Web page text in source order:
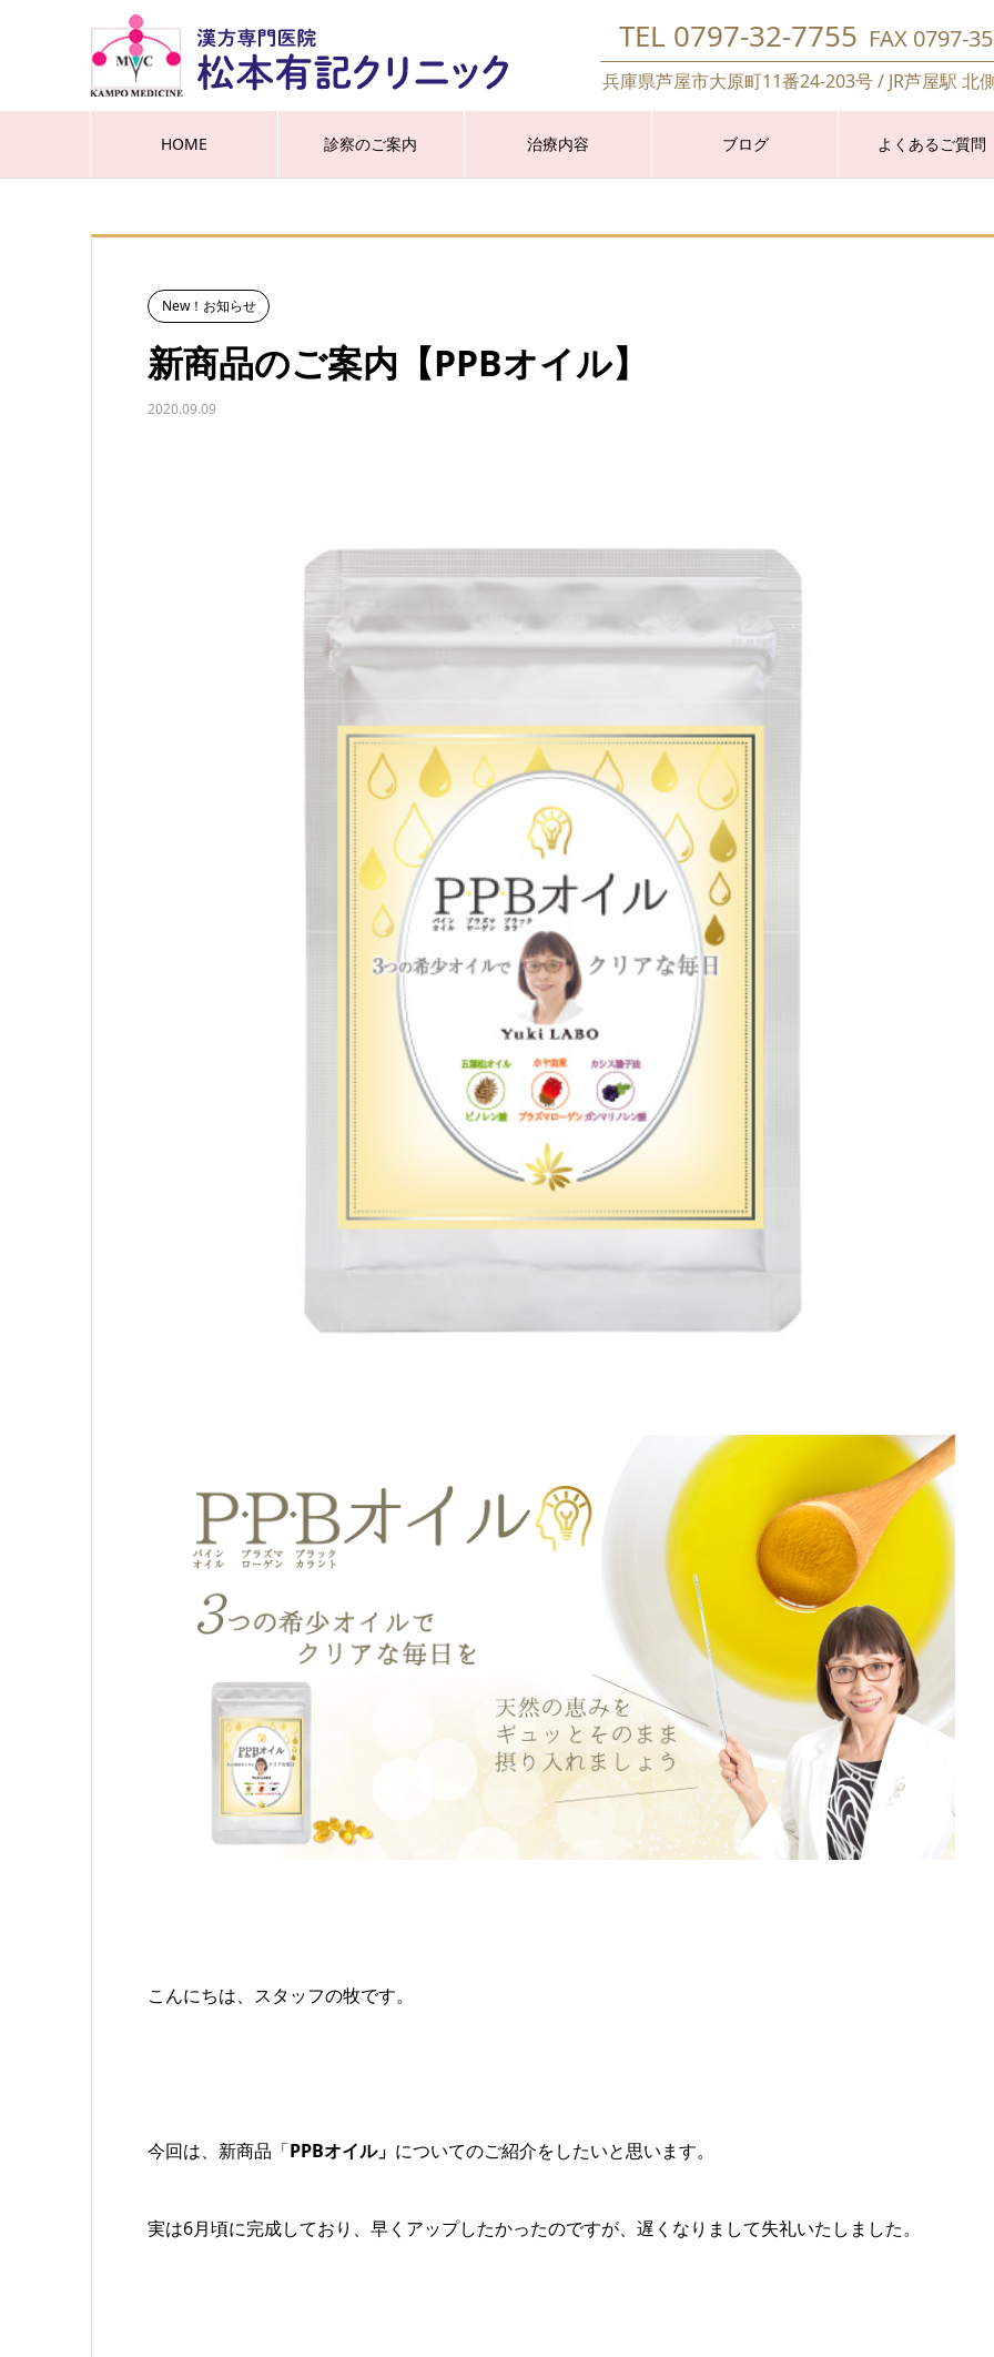
TEL 0797-32-7755 FAX 0797-
兵庫県芦屋市大原町11番24-203号 / JR芦屋駅 北
HOME 診察のご案内 治療内容 ブログ よくあるご質問
New！お知らせ
新商品のご案内【PPBオイル】
2020.09.09
こんにちは、スタッフの牧です。
今回は、新商品「PPBオイル」 についてのご紹介をしたいと思います。
実は6月頃に完成しており、早くアップしたかったのですが、遅くなりまして失礼いたしました。